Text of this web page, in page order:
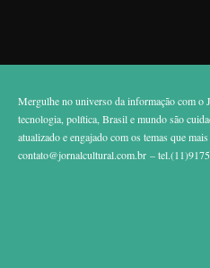
Mergulhe no universo da informação com o
tecnologia, política, Brasil e mundo são
atualizado e engajado com os temas que
contato@jornalcultural.com.br –